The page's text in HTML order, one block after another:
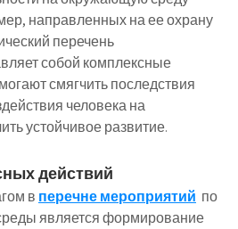
направленных на ее охрану
перечень
собой комплексные
смягчить последствия
человека на
устойчивое развитие.
действий
в перечне мероприятий по
является формирование